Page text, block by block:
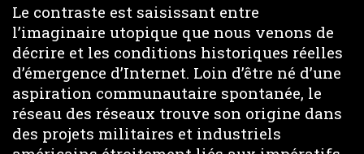
Le contraste est saisissant entre
l’imaginaire utopique que nous venons de
décrire et les conditions historiques réelles
d’émergence d’Internet. Loin d’être né d’une
aspiration communautaire spontanée, le
réseau des réseaux trouve son origine dans
des projets militaires et industriels